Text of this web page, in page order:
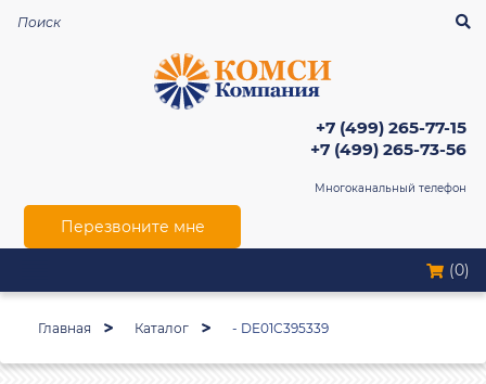
+7 (499) 265-77-15
+7 (499) 265-73-56
Многоканальный телефон
Перезвоните мне
(0)
Главная Каталог - DE01C395339